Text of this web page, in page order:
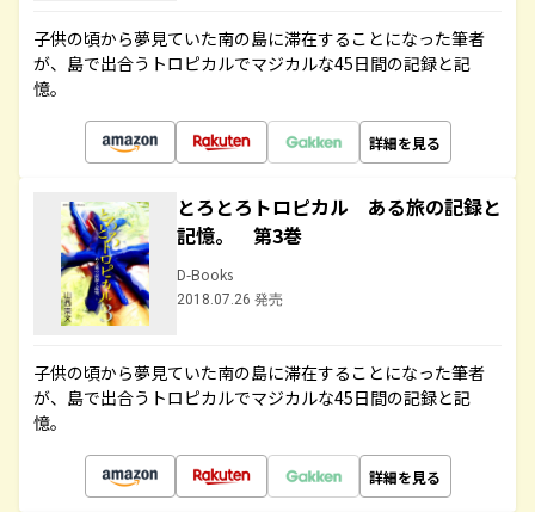
子供の頃から夢見ていた南の島に滞在することになった筆者
が、島で出合うトロピカルでマジカルな45日間の記録と記
憶。
詳細を見る
とろとろトロピカル ある旅の記録と
記憶。 第3巻
D-Books
2018.07.26 発売
子供の頃から夢見ていた南の島に滞在することになった筆者
が、島で出合うトロピカルでマジカルな45日間の記録と記
憶。
詳細を見る